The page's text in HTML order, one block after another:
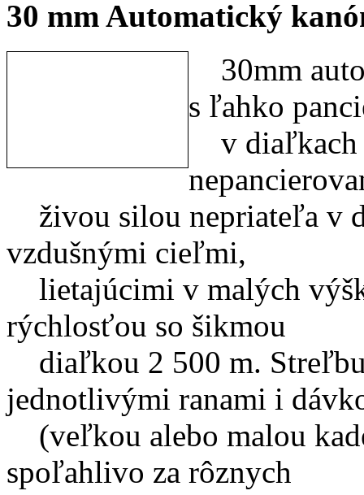
30 mm Automatický
30mm
s ľahko
v diaľkach
živou silou nepriateľa v
vzdušnými cieľmi,
lietajúcimi v malých
rýchlosťou so šikmou
diaľkou 2 500 m.
jednotlivými ranami i
(veľkou alebo malou
spoľahlivo za rôznych